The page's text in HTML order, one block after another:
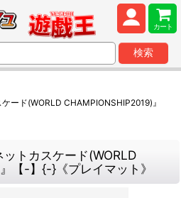
カート
検索
ード(WORLD CHAMPIONSHIP2019)』
トカスケード(WORLD
【-】{-}《プレイマット》